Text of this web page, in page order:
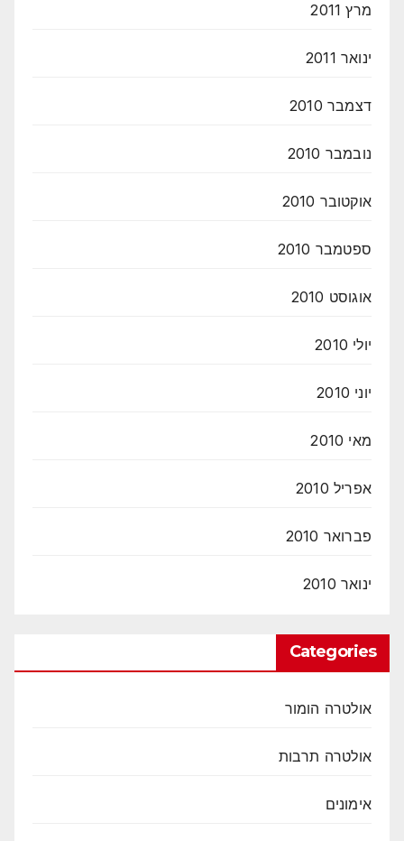
מרץ 2011
ינואר 2011
דצמבר 2010
נובמבר 2010
אוקטובר 2010
ספטמבר 2010
אוגוסט 2010
יולי 2010
יוני 2010
מאי 2010
אפריל 2010
פברואר 2010
ינואר 2010
Categories
אולטרה הומור
אולטרה תרבות
אימונים